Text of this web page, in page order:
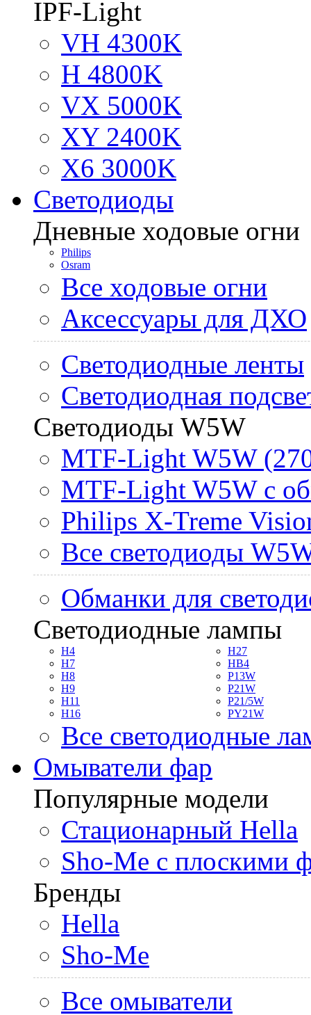
IPF-Light
VH 4300K
H 4800K
VX 5000K
XY 2400K
X6 3000K
Светодиоды
Дневные ходовые огни
Philips
Osram
Все ходовые огни
Аксессуары для ДХО
Светодиодные ленты
Светодиодная
Светодиоды W5W
MTF-Light W5W
MTF-Light W5W с
Philips X-Treme
Все светодиоды
Обманки для
Светодиодные лампы
H4
H7
H8
H9
H11
H16
H27
HB4
P13W
P21W
P21/5W
PY21W
Все светодиодные
Омыватели фар
Популярные модели
Стационарный Hella
Sho-Me с плоскими
Бренды
Hella
Sho-Me
Все омыватели